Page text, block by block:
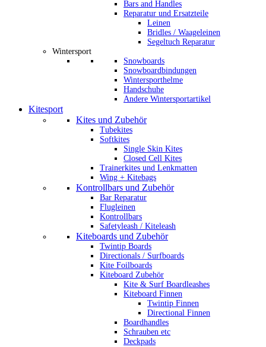
Bars and Handles
Reparatur und Ersatzteile
Leinen
Bridles / Waageleinen
Segeltuch Reparatur
Wintersport
Snowboards
Snowboardbindungen
Wintersporthelme
Handschuhe
Andere Wintersportartikel
Kitesport
Kites und Zubehör
Tubekites
Softkites
Single Skin Kites
Closed Cell Kites
Trainerkites und Lenkmatten
Wing + Kitebags
Kontrollbars und Zubehör
Bar Reparatur
Flugleinen
Kontrollbars
Safetyleash / Kiteleash
Kiteboards und Zubehör
Twintip Boards
Directionals / Surfboards
Kite Foilboards
Kiteboard Zubehör
Kite & Surf Boardleashes
Kiteboard Finnen
Twintip Finnen
Directional Finnen
Boardhandles
Schrauben etc
Deckpads